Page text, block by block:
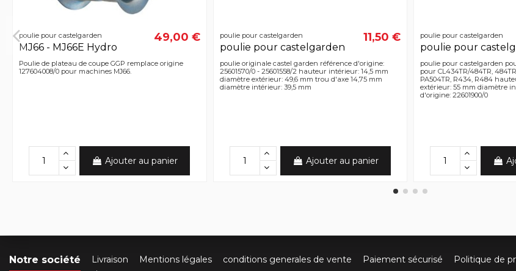
poulie pour castelgarden
MJ66 - MJ66E Hydro
49,00 €
Poulie de plateau de coupe GGP remplace origine
127604008/0 pour machines MJ66.
Ajouter au panier
poulie pour castelgarden
poulie pour castelgarden
11,50 €
poulie originale castel garden référence d'origine:
25601570/0 - 25601558/2 hauteur intérieur: 14,5 mm
diamètre extérieur: 49,6 mm trou d'axe 14,75 mm
diamètre intérieur: 39,5 mm
Ajouter au panier
poulie pour castelgarden
poulie pour
poulie pour castelgarden
pour CL434TR/484TR,
PA504TR, R434, R484
extérieur: 55 mm diamètre
d'origine: 22601900/0
Notre société Livraison Mentions légales conditions generales de vente Paiement sécurisé Politique de